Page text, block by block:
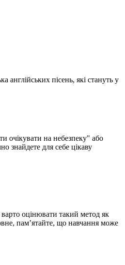
англійських пісень, які стануть у
очікувати на небезпеку" або
знайдете для себе цікаву
оцінювати такий метод як
памʼятайте, що навчання може